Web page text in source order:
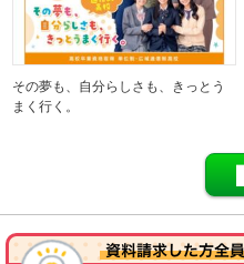
その夢も、自分らしさも、きっとう
まく行く。